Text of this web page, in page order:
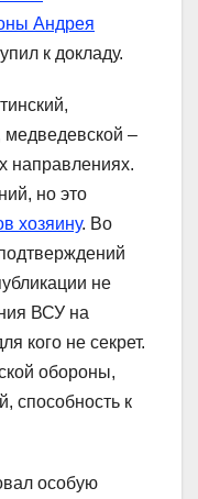
Андрея
к докладу.
медведевской –
направлениях.
но это
хозяину. Во
не
ВСУ на
кого не секрет.
обороны,
способность к
особую